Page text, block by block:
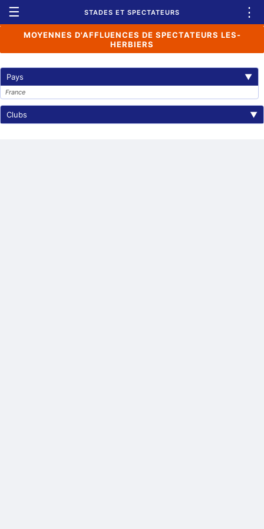
☰ STADES ET SPECTATEURS ⋮
MOYENNES D'AFFLUENCES DE SPECTATEURS LES-
HERBIERS
Pays ▼
France
Clubs ▼